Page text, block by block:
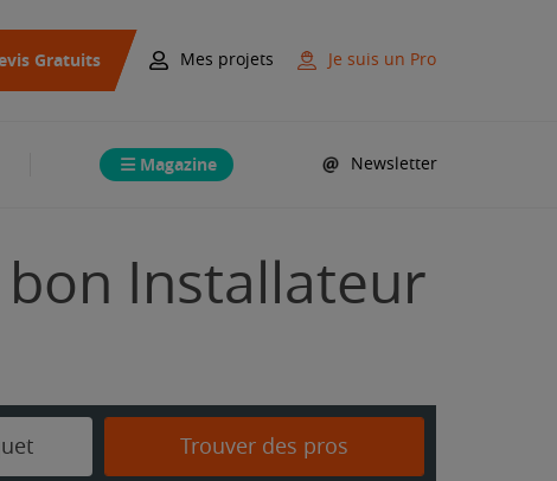
Gratuits Mes projets Je suis un Pro
Magazine Newsletter
Installateur
Trouver des pros